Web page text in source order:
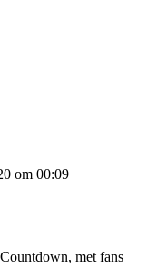
om 00:09
met fans